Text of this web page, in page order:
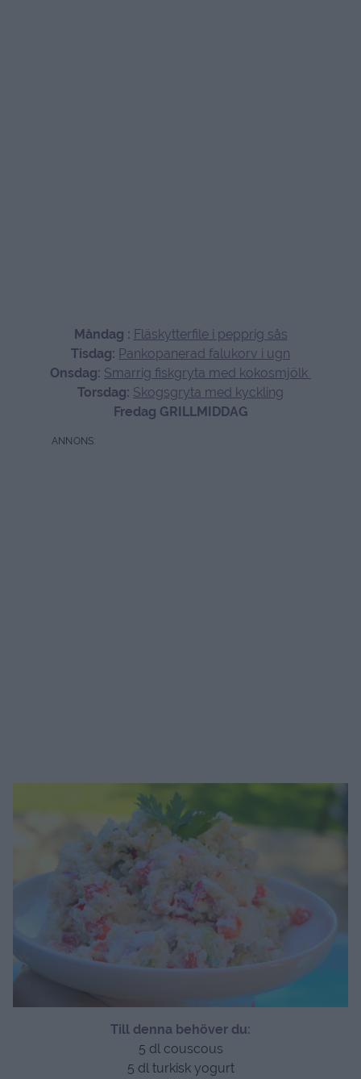
Måndag : Fläskytterfile i pepprig sås
Tisdag: Pankopanerad falukorv i ugn
Onsdag: Smarrig fiskgryta med kokosmjölk
Torsdag: Skogsgryta med kyckling
Fredag GRILLMIDDAG
Till denna behöver du:
5 dl couscous
5 dl turkisk yogurt